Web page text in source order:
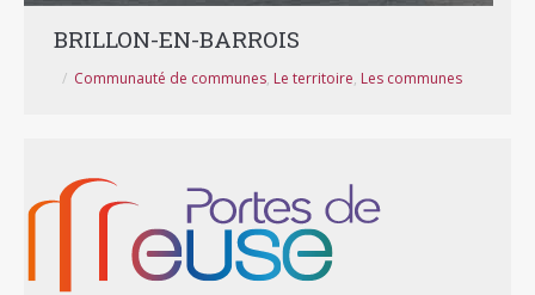
BRILLON-EN-BARROIS
Communauté de communes, Le territoire, Les communes